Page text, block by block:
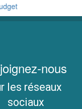
Financier
nous
les réseaux
sociaux